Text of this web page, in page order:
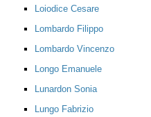
Loiodice Cesare
Lombardo Filippo
Lombardo Vincenzo
Longo Emanuele
Lunardon Sonia
Lungo Fabrizio